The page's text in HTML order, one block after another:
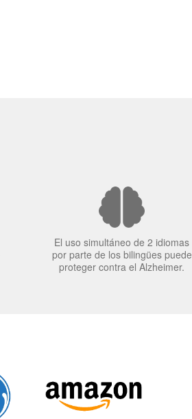
El uso simultáneo de 2 idiomas
por parte de los bilingües puede
proteger contra el Alzheimer.